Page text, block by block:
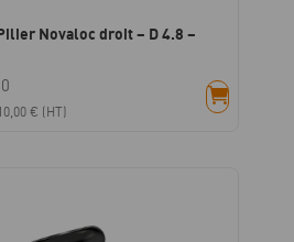
Novaloc droit – D 4.8 –
€ (HT)